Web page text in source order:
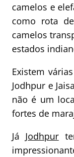
camelos e
como rota
camelos
estados
Existem
Jodhpur e
não é um
fortes de
Já Jodhpur